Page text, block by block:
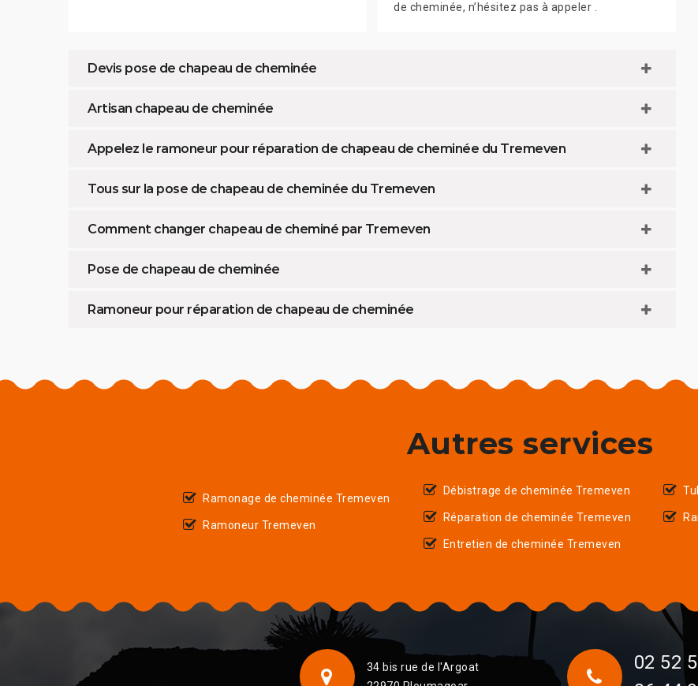
de cheminée, n’hésitez pas à appeler .
Devis pose de chapeau de cheminée
Artisan chapeau de cheminée
Appelez le ramoneur pour réparation de chapeau de cheminée du Tremeven
Tous sur la pose de chapeau de cheminée du Tremeven
Comment changer chapeau de cheminé par Tremeven
Pose de chapeau de cheminée
Ramoneur pour réparation de chapeau de cheminée
Autres services
Ramonage de cheminée Tremeven
Ramoneur Tremeven
Débistrage de cheminée Tremeven
Réparation de cheminée Tremeven
Entretien de cheminée Tremeven
34 bis rue de l'Argoat
02 52